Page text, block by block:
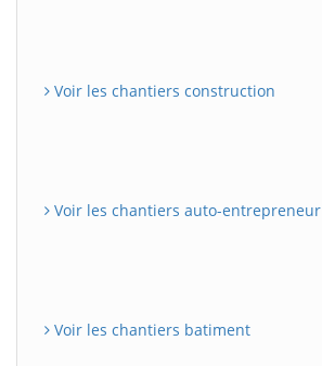
Voir les chantiers construction
Voir les chantiers auto-entrepreneur
Voir les chantiers batiment